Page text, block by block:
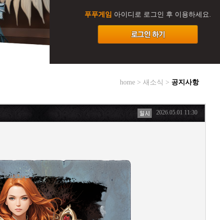
푸푸게임 아이디로 로그인 후 이용하세요.
home > 새소식 > 공지사항
2026.05.01 11:30